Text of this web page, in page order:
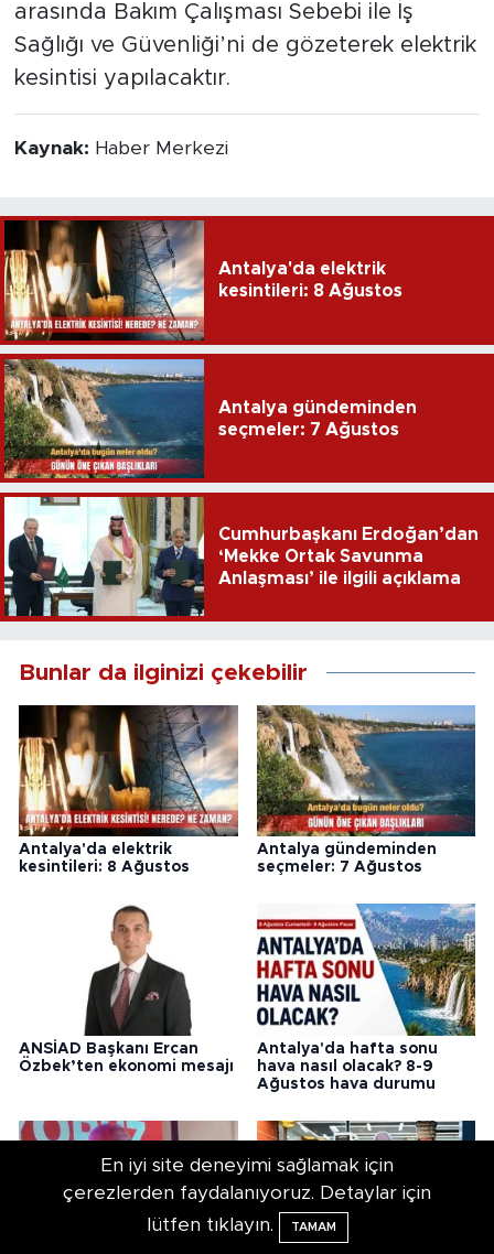
arasında Bakım Çalışması Sebebi ile İş
Sağlığı ve Güvenliği’ni de gözeterek elektrik
kesintisi yapılacaktır.
Kaynak: Haber Merkezi
Antalya'da elektrik
kesintileri: 8 Ağustos
Antalya gündeminden
seçmeler: 7 Ağustos
Cumhurbaşkanı Erdoğan’dan
‘Mekke Ortak Savunma
Anlaşması’ ile ilgili açıklama
Bunlar da ilginizi çekebilir
Antalya'da elektrik
kesintileri: 8 Ağustos
Antalya gündeminden
seçmeler: 7 Ağustos
ANSİAD Başkanı Ercan
Özbek’ten ekonomi mesajı
Antalya'da hafta sonu
hava nasıl olacak? 8-9
Ağustos hava durumu
En iyi site deneyimi sağlamak için
çerezlerden faydalanıyoruz. Detaylar için
lütfen tıklayın.
TAMAM